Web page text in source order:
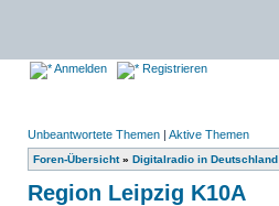
Anmelden Registrieren
Unbeantwortete Themen | Aktive Themen
Foren-Übersicht» Digitalradio in Deutschland
Region Leipzig K10A